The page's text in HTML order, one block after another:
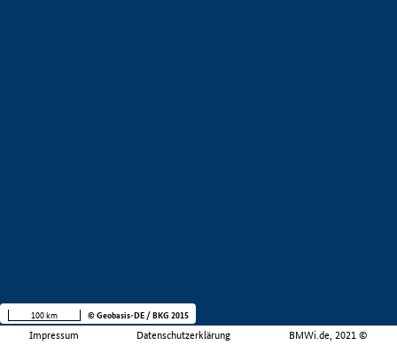
Impressum Datenschutzerklärung BMWi.de, 2021 ©
100 km © Geobasis-DE / BKG 2015